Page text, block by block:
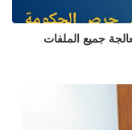
جميع الملفات